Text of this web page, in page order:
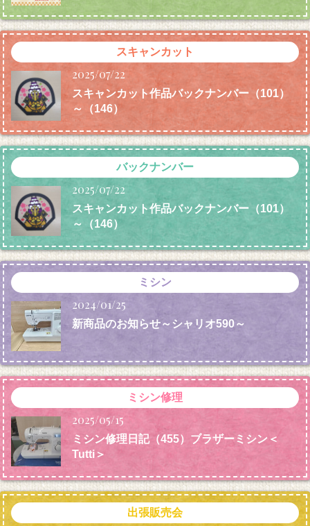
スキャンカット
2025/07/22
スキャンカット作品バックナンバー（101）
～（146）
バックナンバー
2025/07/22
スキャンカット作品バックナンバー（101）
～（146）
ミシン
2024/01/25
新商品のお知らせ～シャリオ590～
ミシン修理
2025/05/15
ミシン修理日記（455）ブラザーミシン＜
Tutti＞
出張販売会